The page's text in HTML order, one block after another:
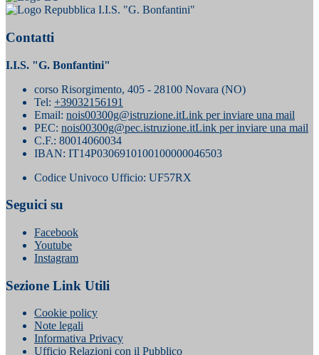
I.I.S. "G. Bonfantini"
Contatti
I.I.S. "G. Bonfantini"
corso Risorgimento, 405 - 28100 Novara (NO)
Tel: +39032156191
Email: nois00300g@istruzione.itLink per inviare una mail
PEC: nois00300g@pec.istruzione.itLink per inviare una mail
C.F.: 80014060034
IBAN: IT14P0306910100100000046503
Codice Univoco Ufficio: UF57RX
Seguici su
Facebook
Youtube
Instagram
Sezione Link Utili
Cookie policy
Note legali
Informativa Privacy
Ufficio Relazioni con il Pubblico